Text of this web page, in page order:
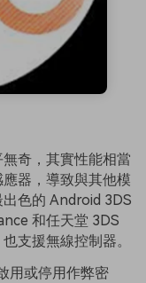
奇，其實性能相當
器，導致與其他模
色的 Android 3DS
和任天堂 3DS
支援無線控制器。
用或停用作弊密